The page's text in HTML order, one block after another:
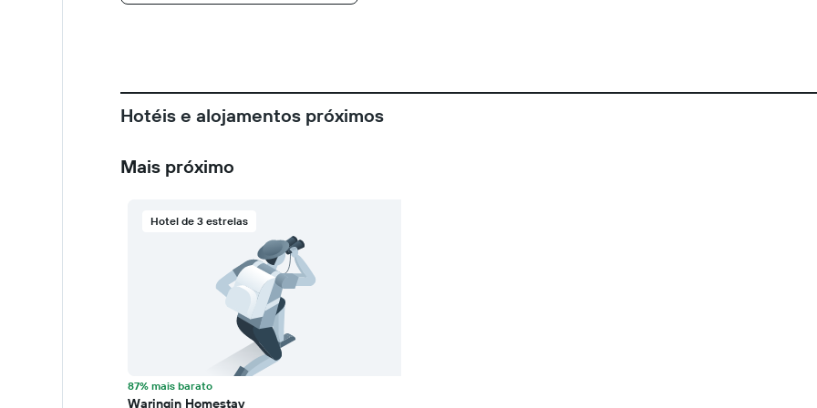
Hotéis e alojamentos próximos
Mais próximo
Hotel de 3 estrelas
87% mais barato
Waringin Homestay